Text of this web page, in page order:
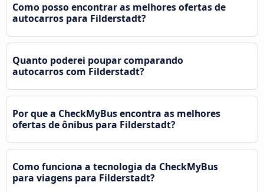
Como posso encontrar as melhores ofertas de
autocarros para Filderstadt?
Quanto poderei poupar comparando
autocarros com Filderstadt?
Por que a CheckMyBus encontra as melhores
ofertas de ônibus para Filderstadt?
Como funciona a tecnologia da CheckMyBus
para viagens para Filderstadt?